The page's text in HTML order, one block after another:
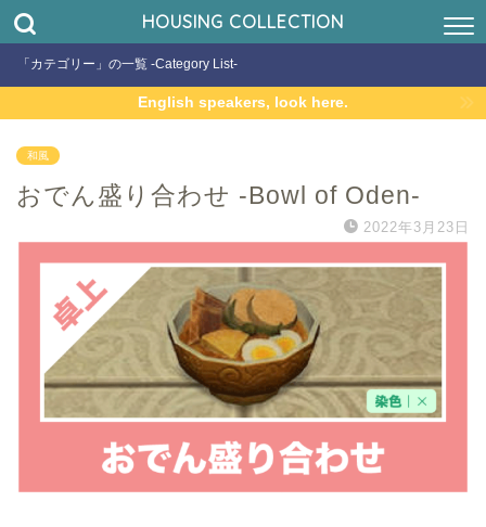
HOUSING COLLECTION
「カテゴリー」の一覧 -Category List-
English speakers, look here.
和風
おでん盛り合わせ -Bowl of Oden-
2022年3月23日